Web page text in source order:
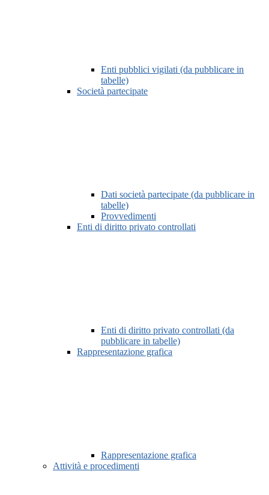
Enti pubblici vigilati (da pubblicare in
tabelle)
Società partecipate
Dati società partecipate (da pubblicare in
tabelle)
Provvedimenti
Enti di diritto privato controllati
Enti di diritto privato controllati (da
pubblicare in tabelle)
Rappresentazione grafica
Rappresentazione grafica
Attività e procedimenti